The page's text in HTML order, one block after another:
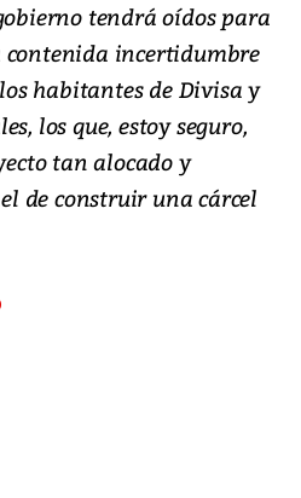
tendrá oídos para
contenida incertidumbre
habitantes de Divisa y
los que, estoy seguro,
tan alocado y
de construir una cárcel